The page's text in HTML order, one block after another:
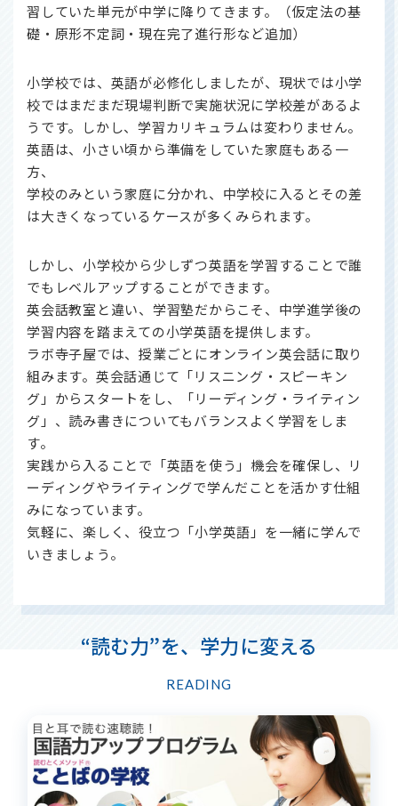
習していた単元が中学に降りてきます。（仮定法の基
礎・原形不定詞・現在完了進行形など追加）
小学校では、英語が必修化しましたが、現状では小学
校ではまだまだ現場判断で実施状況に学校差があるよ
うです。しかし、学習カリキュラムは変わりません。
英語は、小さい頃から準備をしていた家庭もある一
方、
学校のみという家庭に分かれ、中学校に入るとその差
は大きくなっているケースが多くみられます。
しかし、小学校から少しずつ英語を学習することで誰
でもレベルアップすることができます。
英会話教室と違い、学習塾だからこそ、中学進学後の
学習内容を踏まえての小学英語を提供します。
ラボ寺子屋では、授業ごとにオンライン英会話に取り
組みます。英会話通じて「リスニング・スピーキン
グ」からスタートをし、「リーディング・ライティン
グ」、読み書きについてもバランスよく学習をしま
す。
実践から入ることで「英語を使う」機会を確保し、リ
ーディングやライティングで学んだことを活かす仕組
みになっています。
気軽に、楽しく、役立つ「小学英語」を一緒に学んで
いきましょう。
“読む力”を、学力に変える
READING